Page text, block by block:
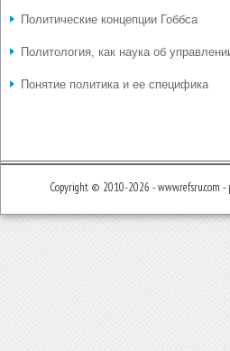
Политические концепции Гоббса
Политология, как наука об
Понятие политика и ее специфика
Copyright © 2010-2026 - www.refsru.com